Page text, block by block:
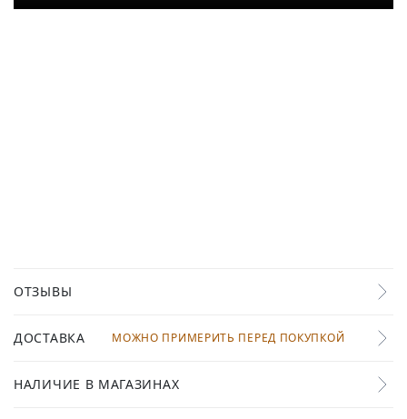
ОТЗЫВЫ
ДОСТАВКА МОЖНО ПРИМЕРИТЬ ПЕРЕД ПОКУПКОЙ
НАЛИЧИЕ В МАГАЗИНАХ